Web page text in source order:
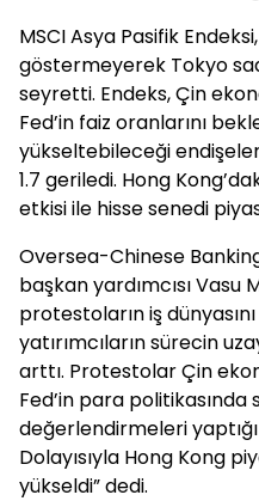
MSCI Asya Pasifik
göstermeyerek Tokyo
seyretti. Endeks, Çin
Fed’in faiz oranlarını
yükseltebileceği
1.7 geriledi. Hong
etkisi ile hisse senedi
Oversea-Chinese
başkan yardımcısı Vasu
protestoların iş
yatırımcıların sürecin
arttı. Protestolar Çin
Fed’in para politikasında
değerlendirmeleri
Dolayısıyla Hong Kong
yükseldi” dedi.